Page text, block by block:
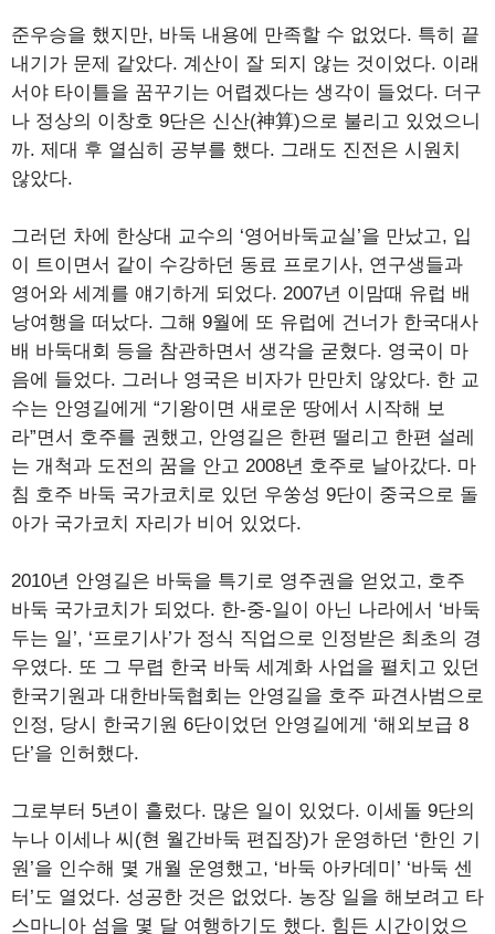
준우승을 했지만, 바둑 내용에 만족할 수 없었다. 특히 끝
내기가 문제 같았다. 계산이 잘 되지 않는 것이었다. 이래
서야 타이틀을 꿈꾸기는 어렵겠다는 생각이 들었다. 더구
나 정상의 이창호 9단은 신산(神算)으로 불리고 있었으니
까. 제대 후 열심히 공부를 했다. 그래도 진전은 시원치
않았다.
그러던 차에 한상대 교수의 ‘영어바둑교실’을 만났고, 입
이 트이면서 같이 수강하던 동료 프로기사, 연구생들과
영어와 세계를 얘기하게 되었다. 2007년 이맘때 유럽 배
낭여행을 떠났다. 그해 9월에 또 유럽에 건너가 한국대사
배 바둑대회 등을 참관하면서 생각을 굳혔다. 영국이 마
음에 들었다. 그러나 영국은 비자가 만만치 않았다. 한 교
수는 안영길에게 “기왕이면 새로운 땅에서 시작해 보
라”면서 호주를 권했고, 안영길은 한편 떨리고 한편 설레
는 개척과 도전의 꿈을 안고 2008년 호주로 날아갔다. 마
침 호주 바둑 국가코치로 있던 우쑹성 9단이 중국으로 돌
아가 국가코치 자리가 비어 있었다.
2010년 안영길은 바둑을 특기로 영주권을 얻었고, 호주
바둑 국가코치가 되었다. 한-중-일이 아닌 나라에서 ‘바둑
두는 일’, ‘프로기사’가 정식 직업으로 인정받은 최초의 경
우였다. 또 그 무렵 한국 바둑 세계화 사업을 펼치고 있던
한국기원과 대한바둑협회는 안영길을 호주 파견사범으로
인정, 당시 한국기원 6단이었던 안영길에게 ‘해외보급 8
단’을 인허했다.
그로부터 5년이 흘렀다. 많은 일이 있었다. 이세돌 9단의
누나 이세나 씨(현 월간바둑 편집장)가 운영하던 ‘한인 기
원’을 인수해 몇 개월 운영했고, ‘바둑 아카데미’ ‘바둑 센
터’도 열었다. 성공한 것은 없었다. 농장 일을 해보려고 타
스마니아 섬을 몇 달 여행하기도 했다. 힘든 시간이었으